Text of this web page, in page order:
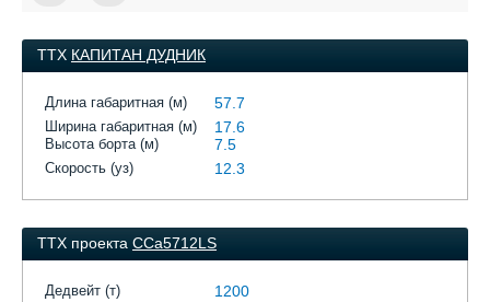
ТТХ КАПИТАН ДУДНИК
Длина габаритная (м) 57.7
Ширина габаритная (м) 17.6
Высота борта (м) 7.5
Скорость (уз) 12.3
ТТХ проекта ССа5712LS
Дедвейт (т) 1200